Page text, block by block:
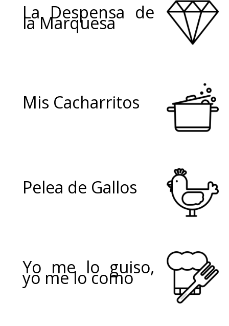
La Despensa de
la Marquesa
Mis Cacharritos
Pelea de Gallos
Yo me lo guiso,
yo me lo como